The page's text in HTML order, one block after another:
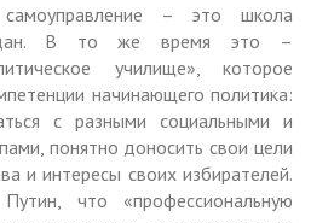
– это школа
В то же время это –
училище», которое
начинающего политика:
с разными социальными и
понятно доносить свои цели
и интересы своих избирателей.
что «профессиональную